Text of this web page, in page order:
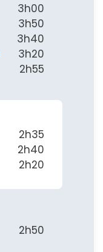
3h00
3h50
3h40
3h20
2h55
2h35
2h40
2h20
2h50